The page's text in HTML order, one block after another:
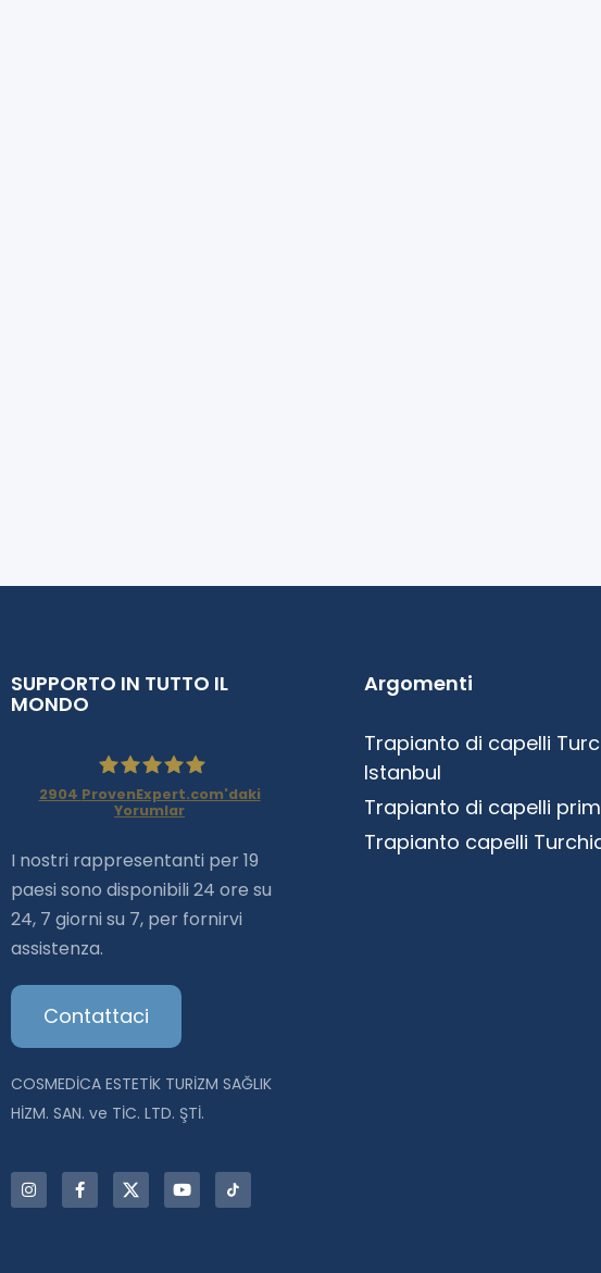
SUPPORTO IN TUTTO IL
MONDO
Istanbul |Dr.Acar aus
2904 ProvenExpert.com'daki
Yorumlar
I nostri rappresentanti per 19
paesi sono disponibili 24 ore su
24, 7 giorni su 7, per fornirvi
assistenza.
Contattaci
COSMEDİCA ESTETİK TURİZM SAĞLIK
HİZM. SAN. ve TİC. LTD. ŞTİ.
Argomenti
Trapianto di capelli
Istanbul
Trapianto di capelli
Trapianto capelli